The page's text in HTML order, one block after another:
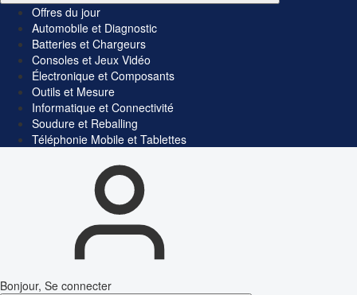
Offres du jour
Automobile et Diagnostic
Batteries et Chargeurs
Consoles et Jeux Vidéo
Électronique et Composants
Outils et Mesure
Informatique et Connectivité
Soudure et Reballing
Téléphonie Mobile et Tablettes
Bonjour, Se connecter